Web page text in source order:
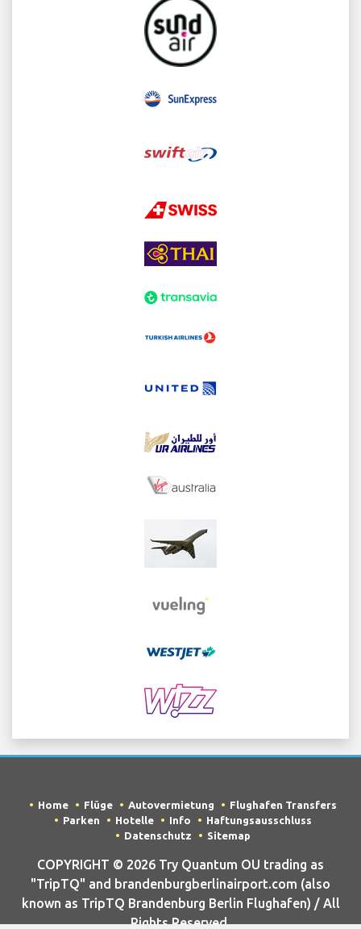
Home Flüge Autovermietung
Flughafen Transfers
Parken
Hotelle Info
Haftungsausschluss
Datenschutz
Sitemap
COPYRIGHT © 2026 Try Quantum OU trading as
"TripTQ" and brandenburgberlinairport.com (also
known as TripTQ Brandenburg Berlin Flughafen) / All
Rights Reserved.